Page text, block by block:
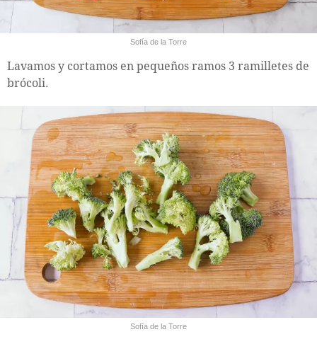
Sofía de la Torre
Lavamos y cortamos en pequeños ramos 3 ramilletes de
brócoli.
Sofía de la Torre